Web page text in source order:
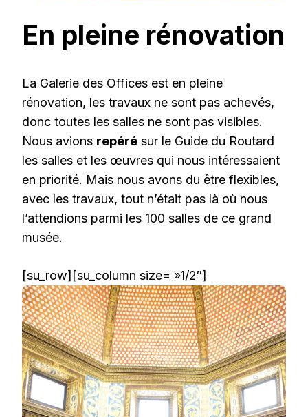
En pleine rénovation
La Galerie des Offices est en pleine
rénovation, les travaux ne sont pas achevés,
donc toutes les salles ne sont pas visibles.
Nous avions repéré sur le Guide du Routard
les salles et les œuvres qui nous intéressaient
en priorité. Mais nous avons du être flexibles,
avec les travaux, tout n’était pas là où nous
l’attendions parmi les 100 salles de ce grand
musée.
[su_row][su_column size= »1/2″]